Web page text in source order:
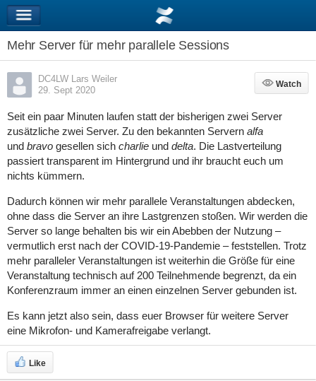
Mehr Server für mehr parallele Sessions
DC4LW Lars Weiler
29. Sept 2020
Watch
Watch
Seit ein paar Minuten laufen statt der bisherigen zwei Server
zusätzliche zwei Server. Zu den bekannten Servern alfa
und bravogesellen sich charlieund delta. Die Lastverteilung
passiert transparent im Hintergrund und ihr braucht euch um
nichts kümmern.
Dadurch können wir mehr parallele Veranstaltungen abdecken,
ohne dass die Server an ihre Lastgrenzen stoßen. Wir werden die
Server so lange behalten bis wir ein Abebben der Nutzung –
vermutlich erst nach der COVID-19-Pandemie – feststellen. Trotz
mehr paralleler Veranstaltungen ist weiterhin die Größe für eine
Veranstaltung technisch auf 200 Teilnehmende begrenzt, da ein
Konferenzraum immer an einen einzelnen Server gebunden ist.
Es kann jetzt also sein, dass euer Browser für weitere Server
eine Mikrofon- und Kamerafreigabe verlangt.
Like